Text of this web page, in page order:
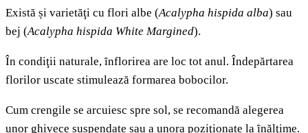
Există și varietăţi cu flori albe (Acalypha hispida alba) sau
bej (Acalypha hispida White Margined).
În condiţii naturale, ȋnflorirea are loc tot anul. Îndepărtarea
florilor uscate stimulează formarea bobocilor.
Cum crengile se arcuiesc spre sol, se recomandă alegerea
unor ghivece suspendate sau a unora poziţionate la ȋnălţime.